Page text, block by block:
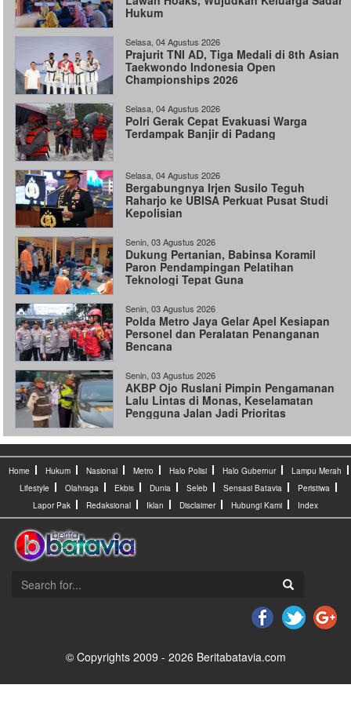
Hukum
Selasa, 04 Agustus 2026
Prajurit TNI AD, Tiga Medali di 8th Asian
Taekwondo Indonesia Open
Championships 2026
Selasa, 04 Agustus 2026
Polri Gerak Cepat Evakuasi Warga
Terdampak Banjir di Padang
Selasa, 04 Agustus 2026
Bergabungnya Irjen Susilo Teguh
Raharjo ke UBISA Perkuat Pusat Studi
Kepolisian
Senin, 03 Agustus 2026
Dukung Pertanian, Babinsa Koramil
Paron Pendampingan Pelatihan
Teknologi Tepat Guna
Senin, 03 Agustus 2026
Polda Metro Jaya Gelar Apel Kesiapan
Personel dan Peralatan Penanganan
Bencana
Senin, 03 Agustus 2026
AKBP Ojo Ruslani Pimpin Pengamanan
Lalu Lintas di Monas, Keselamatan
Pengguna Jalan Jadi Prioritas
Home Hukum Nasional Metro Halo Polisi Halo Gubernur
Lampu Merah
Lifestyle
Olahraga Ekbis Dunia Seleb Sensasi Batavia
Peristiwa
Lapor Pak
Redaksional Iklan Disclaimer Hubungi Kami Index
© Copyrights 2009 - 2026 Beritabatavia.com